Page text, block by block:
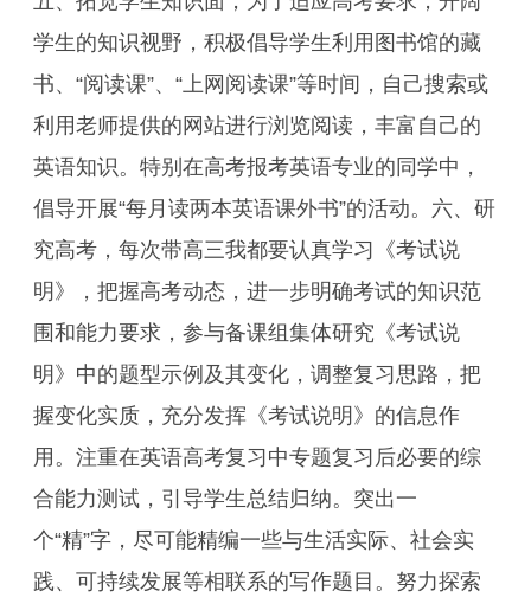
学生的知识视野，积极倡导学生利用图书馆的藏
书、“阅读课”、“上网阅读课”等时间，自己搜索或
利用老师提供的网站进行浏览阅读，丰富自己的
英语知识。特别在高考报考英语专业的同学中，
倡导开展“每月读两本英语课外书”的活动。六、研
究高考，每次带高三我都要认真学习《考试说
明》，把握高考动态，进一步明确考试的知识范
围和能力要求，参与备课组集体研究《考试说
明》中的题型示例及其变化，调整复习思路，把
握变化实质，充分发挥《考试说明》的信息作
用。注重在英语高考复习中专题复习后必要的综
合能力测试，引导学生总结归纳。突出一
个“精”字，尽可能精编一些与生活实际、社会实
践、可持续发展等相联系的写作题目。努力探索